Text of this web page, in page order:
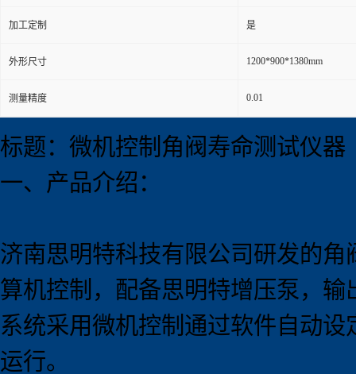
加工定制 是
外形尺寸 1200*900*1380mm
测量精度 0.01
标题：微机控制角阀寿命测试仪器
一、产品介绍：
济南思明特科技有限公司研发的角
算机控制，配备思明特增压泵，
系统采用微机控制通过软件自动
运行。